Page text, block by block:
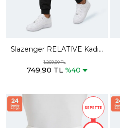
Slazenger RELATIVE Kadın
Fermuar Cepli Siyah
Eşofman Altı
1.259,90 TL
749,90 TL %40